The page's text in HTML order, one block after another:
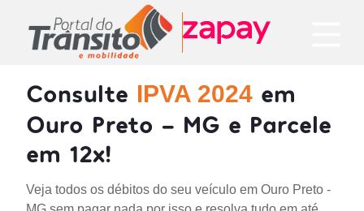
Consulte IPVA 2024 em
Ouro Preto - MG e Parcele
em 12x!
Veja todos os débitos do seu veículo em Ouro Preto -